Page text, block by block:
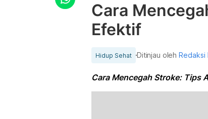
Cara
Efektif
Hidup Sehat Ditinjau olehRedaksi
Cara Mencegah Stroke: Tips